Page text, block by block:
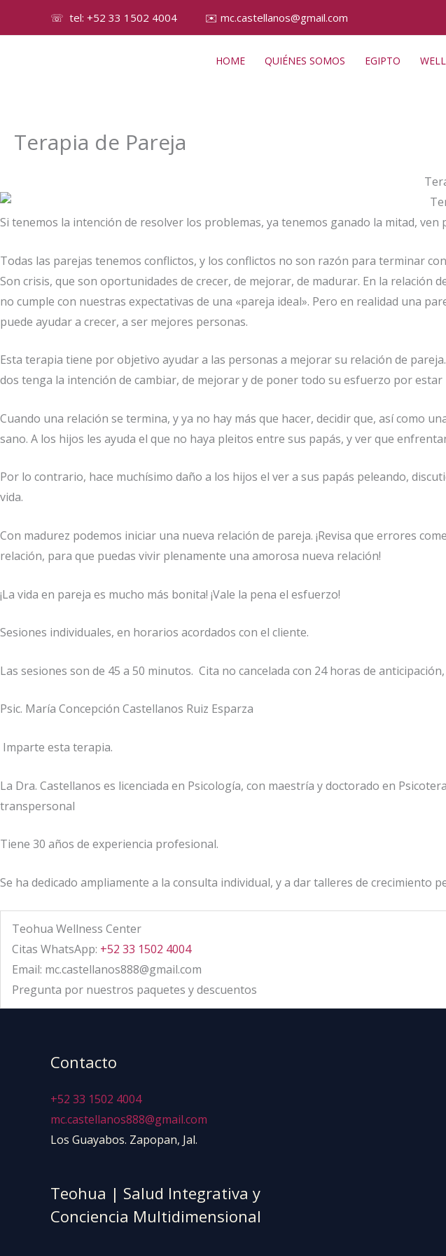
☏ tel: +52 33 1502 4004 ✉️ mc.castellanos@gmail.com
HOME QUIÉNES SOMOS EGIPTO
Terapia de Pareja
Si tenemos la intención de resolver los problemas, ya tenemos ganado la mitad, ven
Todas las parejas tenemos conflictos, y los conflictos no son razón para terminar
Son crisis, que son oportunidades de crecer, de mejorar, de madurar. En la relación
no cumple con nuestras expectativas de una «pareja ideal». Pero en realidad una
puede ayudar a crecer, a ser mejores personas.
Esta terapia tiene por objetivo ayudar a las personas a mejorar su relación de
dos tenga la intención de cambiar, de mejorar y de poner todo su esfuerzo por
Cuando una relación se termina, y ya no hay más que hacer, decidir que, así como
sano. A los hijos les ayuda el que no haya pleitos entre sus papás, y ver que
Por lo contrario, hace muchísimo daño a los hijos el ver a sus papás peleando,
vida.
Con madurez podemos iniciar una nueva relación de pareja. ¡Revisa que errores
relación, para que puedas vivir plenamente una amorosa nueva relación!
¡La vida en pareja es mucho más bonita! ¡Vale la pena el esfuerzo!
Sesiones individuales, en horarios acordados con el cliente.
Las sesiones son de 45 a 50 minutos. Cita no cancelada con 24 horas de
Psic. María Concepción Castellanos Ruiz Esparza
Imparte esta terapia.
La Dra. Castellanos es licenciada en Psicología, con maestría y doctorado en
transpersonal
Tiene 30 años de experiencia profesional.
Se ha dedicado ampliamente a la consulta individual, y a dar talleres de crecimiento
Teohua Wellness Center
Citas WhatsApp: +52 33 1502 4004
Email: mc.castellanos888@gmail.com
Pregunta por nuestros paquetes y descuentos
Contacto
+52 33 1502 4004
mc.castellanos888@gmail.com
Los Guayabos. Zapopan, Jal.
Teohua | Salud Integrativa y
Conciencia Multidimensional